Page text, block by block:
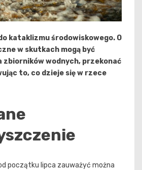
kataklizmu środowiskowego. O
w skutkach mogą być
zbiorników wodnych, przekonać
to, co dzieje się w rzece
początku lipca zauważyć można